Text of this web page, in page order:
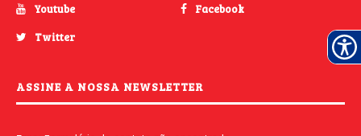
Youtube
Facebook
Twitter
ASSINE A NOSSA NEWSLETTER